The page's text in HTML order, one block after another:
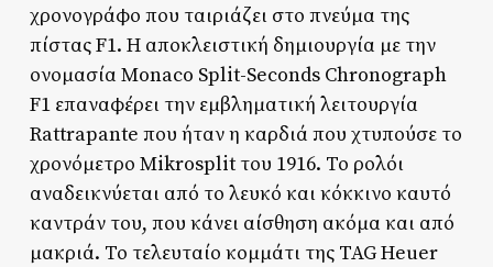
χρονογράφο που ταιριάζει στο πνεύμα της
πίστας F1. Η αποκλειστική δημιουργία με την
ονομασία Monaco Split-Seconds Chronograph
F1 επαναφέρει την εμβληματική λειτουργία
Rattrapante που ήταν η καρδιά που χτυπούσε το
χρονόμετρο Mikrosplit του 1916. Το ρολόι
αναδεικνύεται από το λευκό και κόκκινο καυτό
καντράν του, που κάνει αίσθηση ακόμα και από
μακριά. Το τελευταίο κομμάτι της TAG Heuer